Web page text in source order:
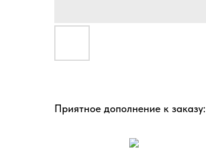
Приятное дополнение к заказу: